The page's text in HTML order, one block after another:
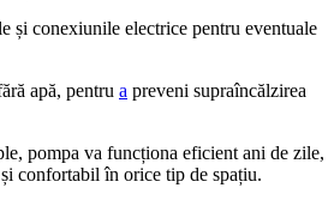
și conexiunile electrice pentru eventuale
apă, pentru a preveni supraîncălzirea
pompa va funcționa eficient ani de zile,
confortabil în orice tip de spațiu.